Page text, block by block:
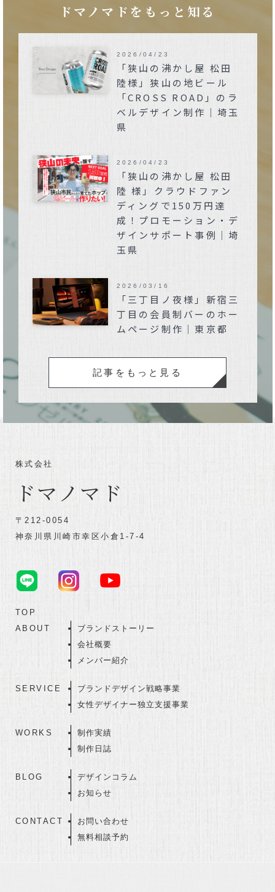
ドマノマドをもっと知る
「狭山の沸かし屋 松田
陸様」狭山の地ビール
「CROSS ROAD」のラ
ベルデザイン制作｜埼玉
県
2026/04/23
「狭山の沸かし屋 松田
陸 様」クラウドファン
ディングで150万円達
成！プロモーション・デ
ザインサポート事例｜埼
玉県
2026/04/23
「三丁目ノ夜様」新宿三
丁目の会員制バーのホー
ムページ制作｜東京都
2026/03/16
記事をもっと見る
株式会社
ドマノマド
〒212-0054
神奈川県川崎市幸区小倉1-7-4
TOP
ABOUT
ブランドストーリー
会社概要
メンバー紹介
SERVICE
ブランドデザイン戦略事業
女性デザイナー独立支援事業
WORKS
制作実績
制作日誌
BLOG
デザインコラム
お知らせ
CONTACT
お問い合わせ
無料相談予約